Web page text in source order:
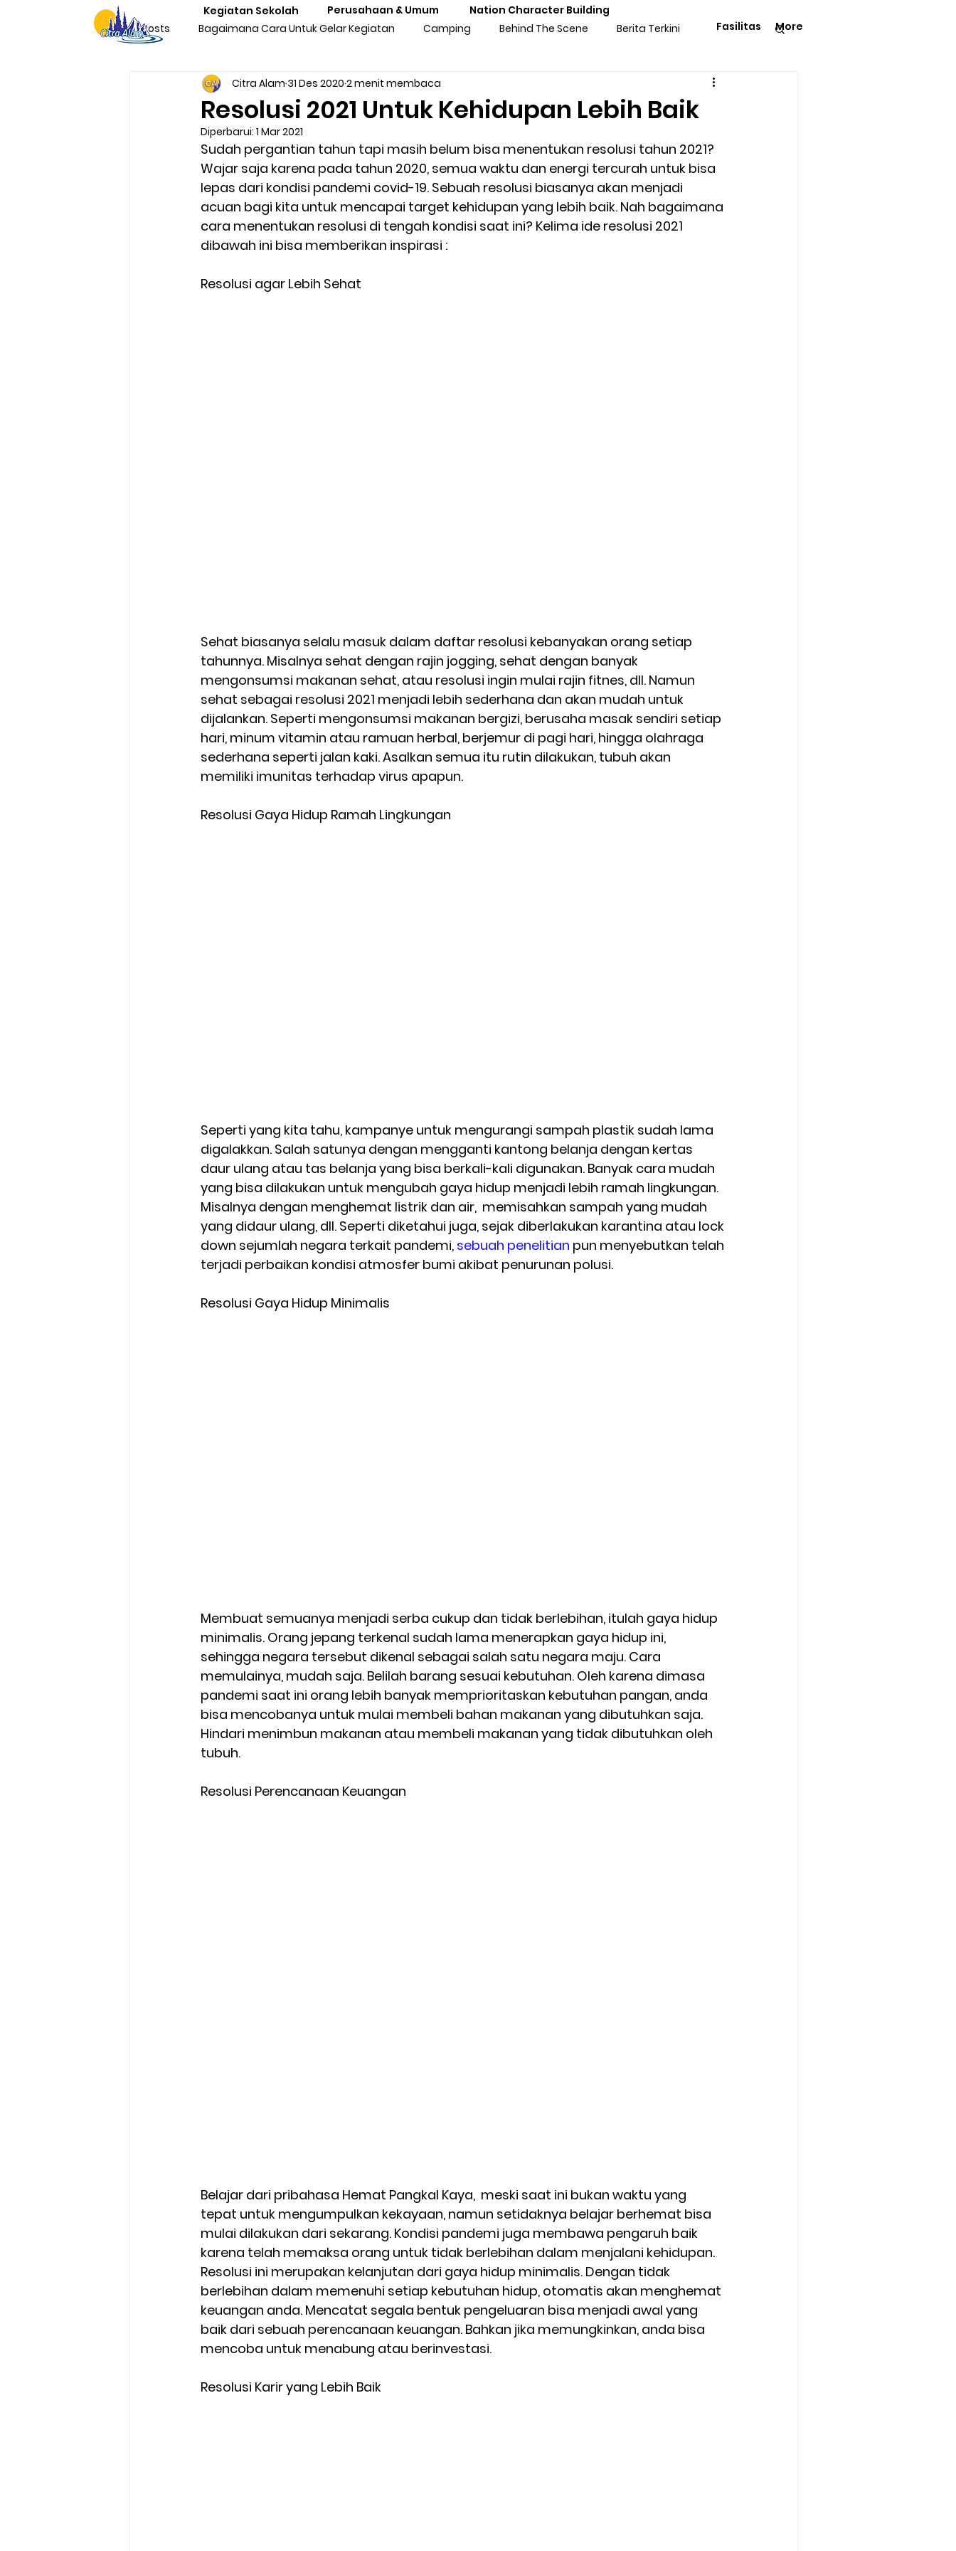
Kegiatan Sekolah Perusahaan & Umum
Nation Character Building
Fasilitas
More
All Posts Bagaimana Cara Untuk Gelar Kegiatan Camping Behind The Scene Berita Terkini
Character Building Team Building Gathering Outbound Pengetahuan
Produktivitas Program Kegiatan Sekolah Training Kebangsaan Tren Komunitas
Liburan & Refreshing Kegiatan Untuk Perusahaan & Umu Pengalaman & Testimoni Pelangga
Seni & Budaya
Resolusi 2021 Untuk Kehidupan Lebih Baik
Citra Alam 31 Des 2020 2 menit membaca
Diperbarui: 1 Mar 2021
Sudah pergantian tahun tapi masih belum bisa menentukan resolusi tahun 2021?
Wajar saja karena pada tahun 2020, semua waktu dan energi tercurah untuk bisa
lepas dari kondisi pandemi covid-19. Sebuah resolusi biasanya akan menjadi
acuan bagi kita untuk mencapai target kehidupan yang lebih baik. Nah bagaimana
cara menentukan resolusi di tengah kondisi saat ini? Kelima ide resolusi 2021
dibawah ini bisa memberikan inspirasi :
Resolusi agar Lebih Sehat
Sehat biasanya selalu masuk dalam daftar resolusi kebanyakan orang setiap
tahunnya. Misalnya sehat dengan rajin jogging, sehat dengan banyak
mengonsumsi makanan sehat, atau resolusi ingin mulai rajin fitnes, dll. Namun
sehat sebagai resolusi 2021 menjadi lebih sederhana dan akan mudah untuk
dijalankan. Seperti mengonsumsi makanan bergizi, berusaha masak sendiri setiap
hari, minum vitamin atau ramuan herbal, berjemur di pagi hari, hingga olahraga
sederhana seperti jalan kaki. Asalkan semua itu rutin dilakukan, tubuh akan
memiliki imunitas terhadap virus apapun.
Resolusi Gaya Hidup Ramah Lingkungan
Seperti yang kita tahu, kampanye untuk mengurangi sampah plastik sudah lama
digalakkan. Salah satunya dengan mengganti kantong belanja dengan kertas
daur ulang atau tas belanja yang bisa berkali-kali digunakan. Banyak cara mudah
yang bisa dilakukan untuk mengubah gaya hidup menjadi lebih ramah lingkungan.
Misalnya dengan menghemat listrik dan air,  memisahkan sampah yang mudah
yang didaur ulang, dll. Seperti diketahui juga, sejak diberlakukan karantina atau lock
down sejumlah negara terkait pandemi, sebuah penelitian pun menyebutkan telah
terjadi perbaikan kondisi atmosfer bumi akibat penurunan polusi.
Resolusi Gaya Hidup Minimalis
Membuat semuanya menjadi serba cukup dan tidak berlebihan, itulah gaya hidup
minimalis. Orang jepang terkenal sudah lama menerapkan gaya hidup ini,
sehingga negara tersebut dikenal sebagai salah satu negara maju. Cara
memulainya, mudah saja. Belilah barang sesuai kebutuhan. Oleh karena dimasa
pandemi saat ini orang lebih banyak memprioritaskan kebutuhan pangan, anda
bisa mencobanya untuk mulai membeli bahan makanan yang dibutuhkan saja.
Hindari menimbun makanan atau membeli makanan yang tidak dibutuhkan oleh
tubuh.
Resolusi Perencanaan Keuangan
Belajar dari pribahasa Hemat Pangkal Kaya,  meski saat ini bukan waktu yang
tepat untuk mengumpulkan kekayaan, namun setidaknya belajar berhemat bisa
mulai dilakukan dari sekarang. Kondisi pandemi juga membawa pengaruh baik
karena telah memaksa orang untuk tidak berlebihan dalam menjalani kehidupan.
Resolusi ini merupakan kelanjutan dari gaya hidup minimalis. Dengan tidak
berlebihan dalam memenuhi setiap kebutuhan hidup, otomatis akan menghemat
keuangan anda. Mencatat segala bentuk pengeluaran bisa menjadi awal yang
baik dari sebuah perencanaan keuangan. Bahkan jika memungkinkan, anda bisa
mencoba untuk menabung atau berinvestasi.
Resolusi Karir yang Lebih Baik